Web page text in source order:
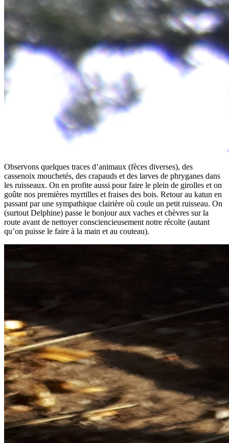
Observons quelques traces d’animaux (fèces diverses), des
cassenoix mouchetés, des crapauds et des larves de phryganes dans
les ruisseaux. On en profite aussi pour faire le plein de girolles et on
goûte nos premières myrtilles et fraises des bois. Retour au katun en
passant par une sympathique clairière où coule un petit ruisseau. On
(surtout Delphine) passe le bonjour aux vaches et chèvres sur la
route avant de nettoyer consciencieusement notre récolte (autant
qu’on puisse le faire à la main et au couteau).